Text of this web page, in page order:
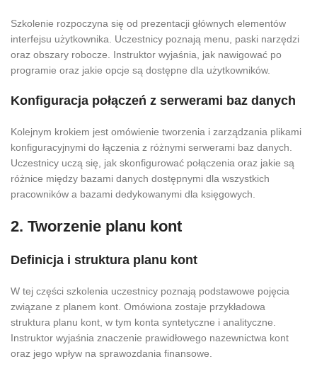
Szkolenie rozpoczyna się od prezentacji głównych elementów
interfejsu użytkownika. Uczestnicy poznają menu, paski narzędzi
oraz obszary robocze. Instruktor wyjaśnia, jak nawigować po
programie oraz jakie opcje są dostępne dla użytkowników.
Konfiguracja połączeń z serwerami baz danych
Kolejnym krokiem jest omówienie tworzenia i zarządzania plikami
konfiguracyjnymi do łączenia z różnymi serwerami baz danych.
Uczestnicy uczą się, jak skonfigurować połączenia oraz jakie są
różnice między bazami danych dostępnymi dla wszystkich
pracowników a bazami dedykowanymi dla księgowych.
2. Tworzenie planu kont
Definicja i struktura planu kont
W tej części szkolenia uczestnicy poznają podstawowe pojęcia
związane z planem kont. Omówiona zostaje przykładowa
struktura planu kont, w tym konta syntetyczne i analityczne.
Instruktor wyjaśnia znaczenie prawidłowego nazewnictwa kont
oraz jego wpływ na sprawozdania finansowe.